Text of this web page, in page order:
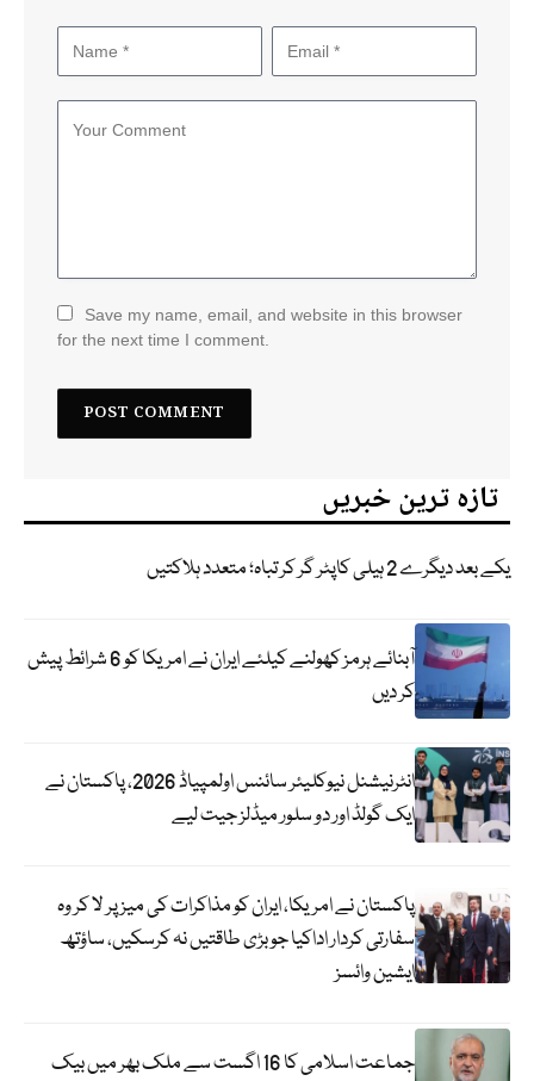
Save my name, email, and website in this browser
for the next time I comment.
تازہ ترین خبریں
یکے بعد دیگرے 2 ہیلی کاپٹر گر کر تباہ؛ متعدد ہلاکتیں
آبنائے ہرمز کھولنے کیلئے ایران نے امریکا کو 6 شرائط پیش
کر دیں
انٹرنیشنل نیوکلیئر سائنس اولمپیاڈ 2026، پاکستان نے
ایک گولڈ اور دو سلور میڈلز جیت لیے
پاکستان نے امریکا، ایران کو مذاکرات کی میز پر لا کر وہ
سفارتی کردار اداکیا جو بڑی طاقتیں نہ کرسکیں، ساؤتھ
ایشین وائسز
جماعت اسلامی کا 16 اگست سے ملک بھر میں بیک